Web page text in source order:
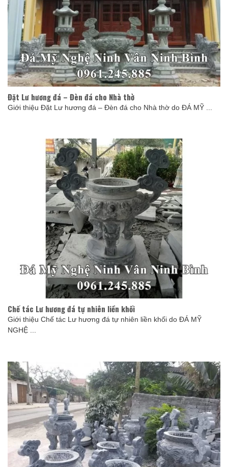
Đặt Lư hương đá – Đèn đá cho Nhà thờ
Giới thiệu Đặt Lư hương đá – Đèn đá cho Nhà thờ do ĐÁ MỸ ...
Chế tác Lư hương đá tự nhiên liền khối
Giới thiệu Chế tác Lư hương đá tự nhiên liền khối do ĐÁ MỸ
NGHỆ ...